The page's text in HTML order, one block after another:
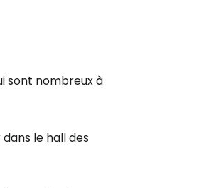
sont nombreux à
le hall des